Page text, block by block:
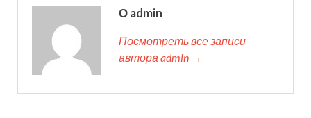
О admin
Посмотреть все записи
автора admin →